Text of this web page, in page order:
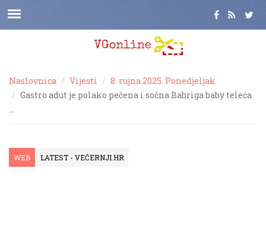
Naslovnica Vijesti
8. rujna 2025. Ponedjeljak
Gastro adut je polako pečena i sočna Babriga baby teleća
…
WEB LATEST - VEČERNJI.HR